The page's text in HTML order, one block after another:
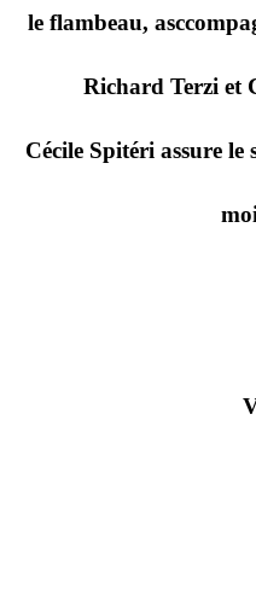
le flambeau,
Richard Terzi et
Cécile Spitéri assure